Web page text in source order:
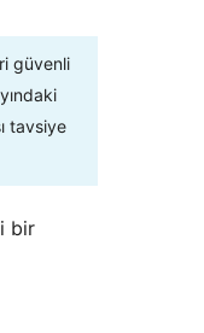
güvenli
tavsiye
bir